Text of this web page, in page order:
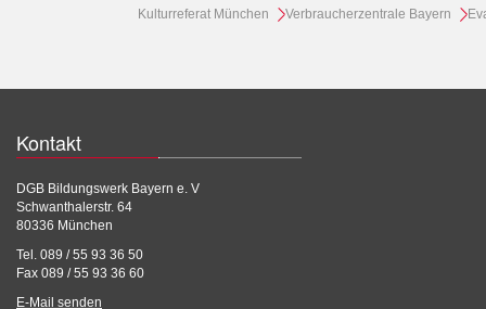
Verbraucherzentrale Bayern
Kulturreferat München
Kontakt
DGB Bildungswerk Bayern e. V
Schwanthalerstr. 64
80336 München
Tel. 089 / 55 93 36 50
Fax 089 / 55 93 36 60
E-Mail senden